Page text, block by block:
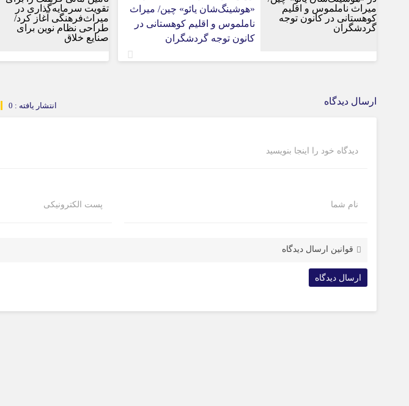
«هوشینگ‌شان یائو» چین/ میراث
ناملموس و اقلیم کوهستانی در
کانون توجه گردشگران
ارسال دیدگاه انتشار یافته : 0
دیدگاه خود را اینجا بنویسید
نام شما پست الکترونیکی
قوانین ارسال دیدگاه